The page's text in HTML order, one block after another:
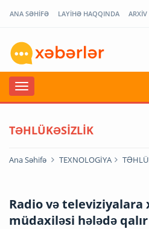
ANA SƏHİFƏ LAYİHƏ HAQQINDA ARXİV
TƏHLÜKƏSİZLİK
Ana Səhifə TEXNOLOGİYA
Radio və televiziyalara
müdaxiləsi hələdə qalır